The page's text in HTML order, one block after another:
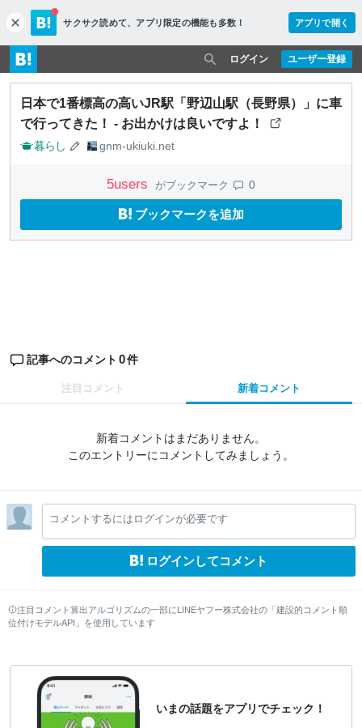
c
l
o
s
e
サクサク読めて、 アプリ限定の機能も多数！ アプリで開く
ユーザー登録
ログイン
日本で1番標高の高いJR駅「野辺山駅（長野県）」に車
で行ってきた！ - お出かけは良いですよ！
暮らし gnm-ukiuki.net
5users がブックマーク 0
ブックマークを追加
記事へのコメント 0件
注目コメント 新着コメント
新着コメントはまだありません。
このエントリーにコメントしてみましょう。
コメントするにはログインが必要です
ログインしてコメント
注目コメント算出アルゴリズムの一部にLINEヤフー株式会社の「建設的コメント順
位付けモデルAPI」を使用しています
いまの話題をアプリでチェック！